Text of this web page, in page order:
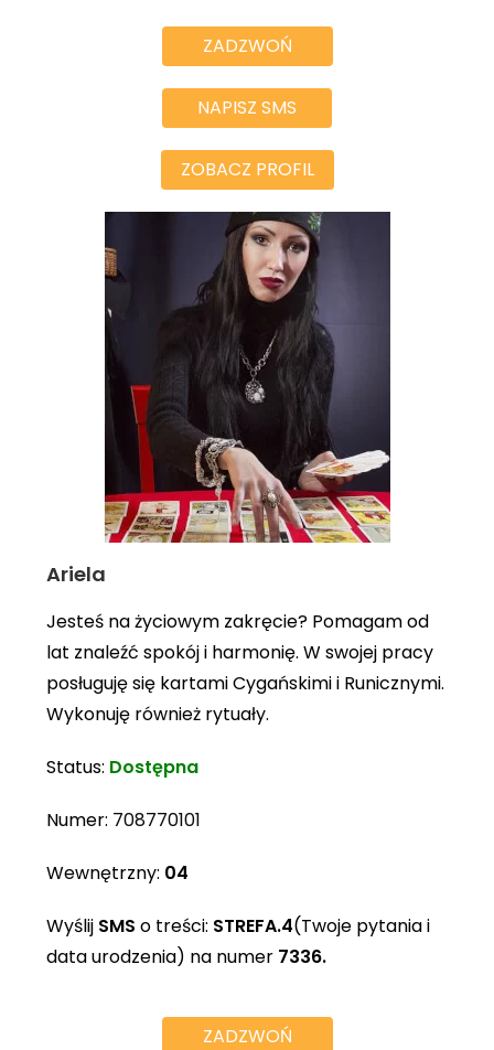
ZADZWOŃ
NAPISZ SMS
ZOBACZ PROFIL
Ariela
Jesteś na życiowym zakręcie? Pomagam od
lat znaleźć spokój i harmonię. W swojej pracy
posługuję się kartami Cygańskimi i Runicznymi.
Wykonuję również rytuały.
Status: Dostępna
Numer: 708770101
Wewnętrzny: 04
Wyślij SMS o treści: STREFA.4(Twoje pytania i
data urodzenia) na numer 7336.
ZADZWOŃ